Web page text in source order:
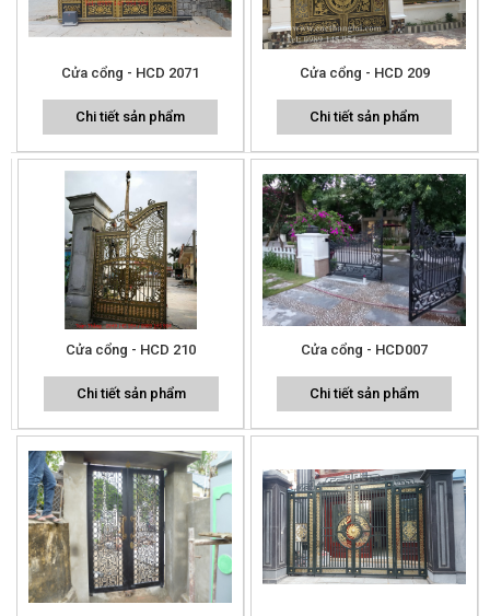
Cửa cổng - HCD 2071
Chi tiết sản phẩm
Cửa cổng - HCD 209
Chi tiết sản phẩm
Cửa cổng - HCD 210
Chi tiết sản phẩm
Cửa cổng - HCD007
Chi tiết sản phẩm